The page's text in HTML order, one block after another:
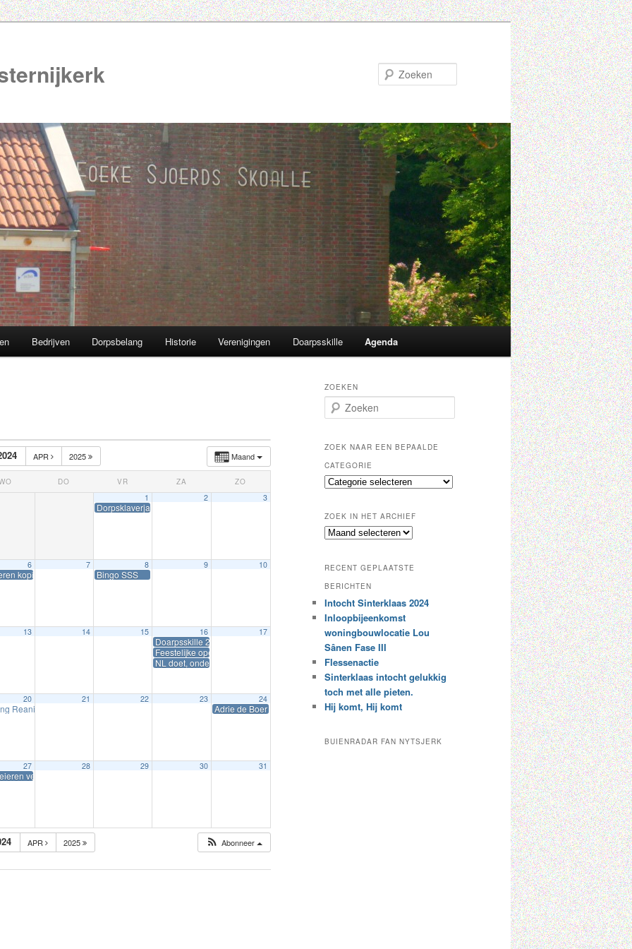
Bedrijven Dorpsbelang Historie Verenigingen Doarpsskille Agenda
Maand
APR 2025
DO VR ZA ZO
1
Dorpsklaverjassen
2 3
6
kopij Doarpskille 208
7 8
Bingo SSS
9 10
13 14 15 16
Doarpsskille 208 komt uit
Feestelijke opening speeltuin
NL doet, onderhoud in speeltuin
17
20
Reanimatie en AED
21 22 23 24
Adrie de Boer sjongt Stef Bos yn it Frysk
27
verven voor basisschooljeugd
28 29 30 31
APR 2025 Abonneer
ZOEKEN
o
k
n
ZOEK NAAR EEN BEPAALDE
CATEGORIE
Z
k
n
e
e
n
b
e
a
a
l
d
c
ZOEK IN HET ARCHIEF
Z
k
i
n
h
t
a
r
c
h
i
RECENT GEPLAATSTE
BERICHTEN
Intocht Sinterklaas 2024
Inloopbijeenkomst
woningbouwlocatie Lou
Sânen Fase III
Flessenactie
Sinterklaas intocht gelukkig
toch met alle pieten.
Hij komt, Hij komt
BUIENRADAR FAN NYTSJERK